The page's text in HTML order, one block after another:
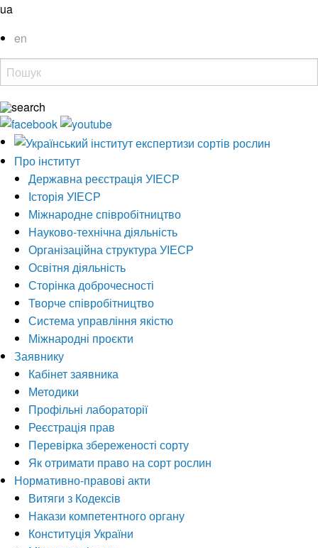
ua
en
Про інститут
Державна реєстрація УІЕСР
Історія УІЕСР
Міжнародне співробітництво
Науково-технічна діяльність
Організаційна структура УІЕСР
Освітня діяльність
Сторінка доброчесності
Творче співробітництво
Система управління якістю
Міжнародні проєкти
Заявнику
Кабінет заявника
Методики
Профільні лабораторії
Реєстрація прав
Перевірка збереженості сорту
Як отримати право на сорт рослин
Нормативно-правові акти
Витяги з Кодексів
Накази компетентного органу
Конституція України